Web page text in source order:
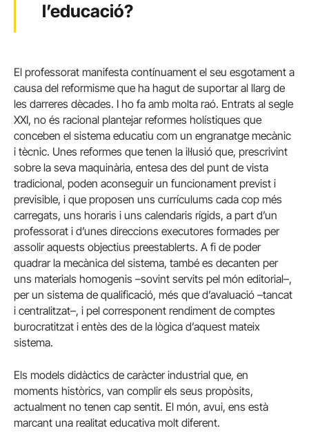
l’educació?
El professorat manifesta contínuament el seu esgotament a
causa del reformisme que ha hagut de suportar al llarg de
les darreres dècades. I ho fa amb molta raó. Entrats al segle
XXI, no és racional plantejar reformes holístiques que
conceben el sistema educatiu com un engranatge mecànic
i tècnic. Unes reformes que tenen la il·lusió que, prescrivint
sobre la seva maquinària, entesa des del punt de vista
tradicional, poden aconseguir un funcionament previst i
previsible, i que proposen uns currículums cada cop més
carregats, uns horaris i uns calendaris rígids, a part d’un
professorat i d’unes direccions executores formades per
assolir aquests objectius preestablerts. A fi de poder
quadrar la mecànica del sistema, també es decanten per
uns materials homogenis –sovint servits pel món editorial–,
per un sistema de qualificació, més que d’avaluació –tancat
i centralitzat–, i pel corresponent rendiment de comptes
burocratitzat i entès des de la lògica d’aquest mateix
sistema.
Els models didàctics de caràcter industrial que, en
moments històrics, van complir els seus propòsits,
actualment no tenen cap sentit. El món, avui, ens està
marcant una realitat educativa molt diferent.